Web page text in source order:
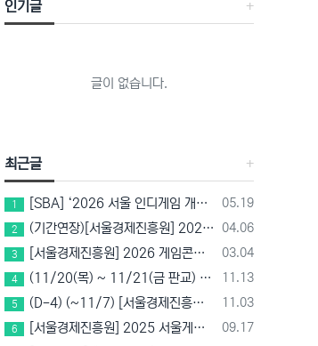
인기글
글이 없습니다.
최근글
등록일
05.19
1 [SBA] ‘2026 서울 인디게임 개발 챌린지’ 참가팀 모집
등록일
04.06
2 (기간연장)[서울경제진흥원] 2026 게임마켓(차이나조이, BIC, 지스타) 서울관 참가기업 모집!(~5/8 15:00)
등록일
03.04
3 [서울경제진흥원] 2026 게임콘텐츠 사업화 지원사업 참가기업 모집(~3/26까지)
등록일
11.13
4 (11/20(목) ~ 11/21(금 판교) VR 행사 추천!! (갤럭시 XR/ 애플 비전프로 등 기기 체험, 메타퀘스트 경품)
등록일
11.03
5 (D-4) (~11/7) [서울경제진흥원] 2025 SBA X 스마일게이트, ‘게임랩 with STOVE INDIE’ 참가기업 모집
등록일
09.17
6 [서울경제진흥원] 2025 서울게임콘텐츠센터 게임스튜디오/게임랩 신규 입주기업 모집 중!(~10/14 15:00)